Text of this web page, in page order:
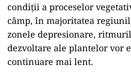
condiţii a proceselor
câmp, în majoritatea
zonele depresionare,
dezvoltare ale plantelor vor
continuare mai lent.